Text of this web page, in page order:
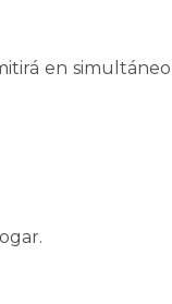
en simultáneo